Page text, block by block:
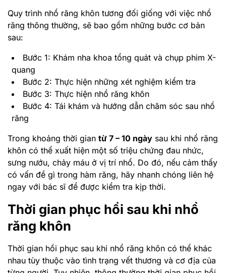
Quy trình nhổ răng khôn tương đối giống với việc nhổ
răng thông thường, sẽ bao gồm những bước cơ bản
sau:
Bước 1: Khám nha khoa tổng quát và chụp phim X-
quang
Bước 2: Thực hiện những xét nghiệm kiểm tra
Bước 3: Thực hiện nhổ răng khôn
Bước 4: Tái khám và hướng dẫn chăm sóc sau nhổ
răng
Trong khoảng thời gian từ 7 – 10 ngày sau khi nhổ răng
khôn có thể xuất hiện một số triệu chứng đau nhức,
sưng nướu, chảy máu ở vị trí nhổ. Do đó, nếu cảm thấy
có vấn đề gì trong hàm răng, hãy nhanh chóng liên hệ
ngay với bác sĩ để được kiểm tra kịp thời.
Thời gian phục hồi sau khi nhổ
răng khôn
Thời gian hồi phục sau khi nhổ răng khôn có thể khác
nhau tùy thuộc vào tình trạng vết thương và cơ địa của